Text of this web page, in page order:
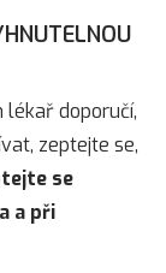
lékař doporučí,
zeptejte se,
se
a při